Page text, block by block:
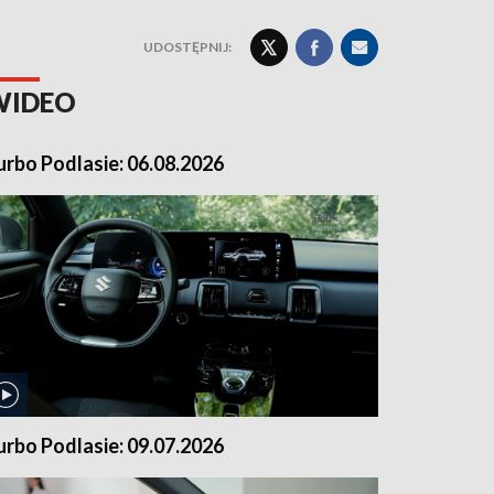
UDOSTĘPNIJ:
Podlasie: 06.08.2026
Podlasie: 09.07.2026